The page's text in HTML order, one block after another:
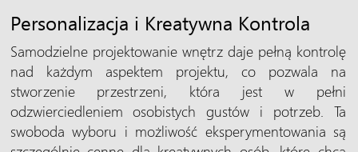
Personalizacja i Kreatywna Kontrola
Samodzielne projektowanie wnętrz daje pełną kontrolę
nad każdym aspektem projektu, co pozwala na
stworzenie przestrzeni, która jest w pełni
odzwierciedleniem osobistych gustów i potrzeb. Ta
swoboda wyboru i możliwość eksperymentowania są